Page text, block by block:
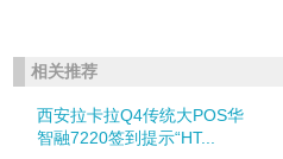
相关推荐
西安拉卡拉Q4传统大POS华
智融7220签到提示“HT...